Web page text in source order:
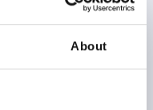
About
DIÁMETRO=40
X 4 X 32
V1=M6X10